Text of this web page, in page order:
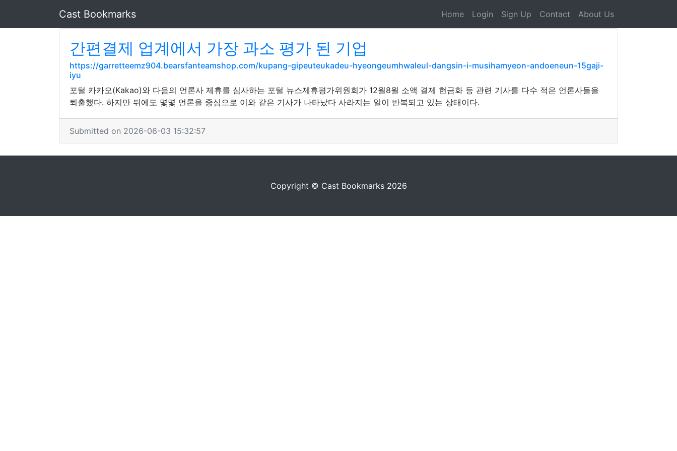
Cast Bookmarks Home Login Sign Up Contact About Us
간편결제 업계에서 가장 과소 평가 된 기업
https://garretteemz904.bearsfanteamshop.com/kupang-gipeuteukadeu-hyeongeumhwaleul-dangsin-i-musihamyeon-andoeneun-15gaji-
iyu
포털 카카오(Kakao)와 다음의 언론사 제휴를 심사하는 포털 뉴스제휴평가위원회가 12월8월 소액 결제 현금화 등 관련 기사를 다수 적은 언론사들을
퇴출했다. 하지만 뒤에도 몇몇 언론을 중심으로 이와 같은 기사가 나타났다 사라지는 일이 반복되고 있는 상태이다.
Submitted on 2026-06-03 15:32:57
Copyright © Cast Bookmarks 2026